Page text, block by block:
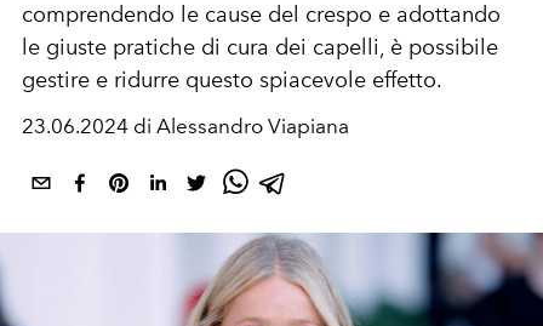
comprendendo le cause del crespo e adottando
le giuste pratiche di cura dei capelli, è possibile
gestire e ridurre questo spiacevole effetto.
23.06.2024 di Alessandro Viapiana